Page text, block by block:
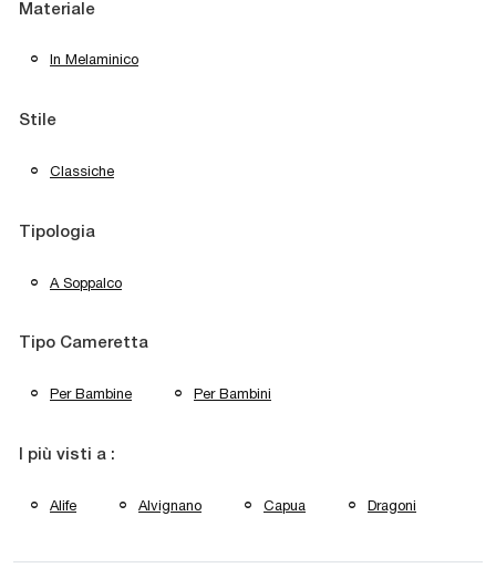
Materiale
In Melaminico
Stile
Classiche
Tipologia
A Soppalco
Tipo Cameretta
Per Bambine Per Bambini
I più visti a :
Alife Alvignano Capua Dragoni